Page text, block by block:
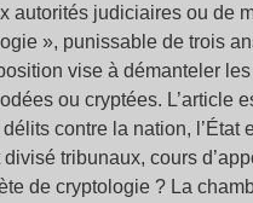
autorités judiciaires ou de
», punissable de trois
vise à démanteler
ou cryptées. L’article
contre la nation, l’État
tribunaux, cours
de cryptologie ? La